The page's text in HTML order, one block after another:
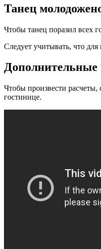
Танец
Чтобы танец поразил всех
Следует учитывать, что для
Дополнительные
Чтобы произвести расчеты,
гостинице.